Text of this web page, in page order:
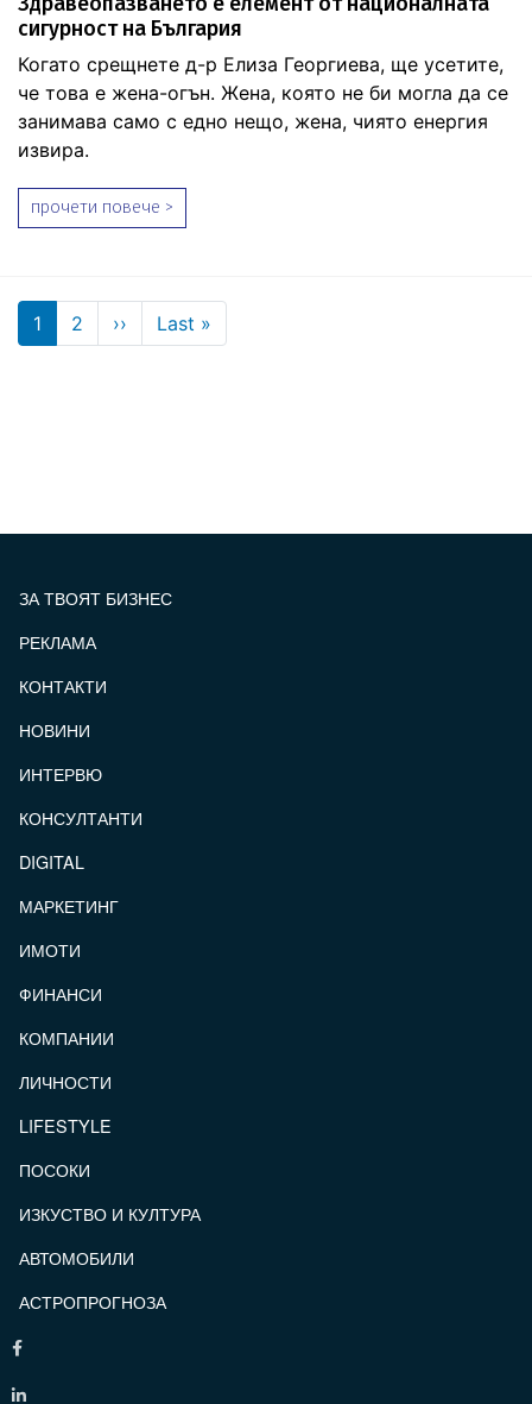
сигурност на България
Когато срещнете д-р Елиза Георгиева, ще усетите,
че това е жена-огън. Жена, която не би могла да се
занимава само с едно нещо, жена, чиято енергия
извира.
прочети повече >
Pagination
1 2 ›› Next page
Last »
ЗА ТВОЯТ БИЗНЕС
РЕКЛАМА
КОНТАКТИ
НОВИНИ
ИНТЕРВЮ
КОНСУЛТАНТИ
DIGITAL
МАРКЕТИНГ
ИМОТИ
ФИНАНСИ
КОМПАНИИ
ЛИЧНОСТИ
LIFESTYLE
ПОСОКИ
ИЗКУСТВО И КУЛТУРА
АВТОМОБИЛИ
АСТРОПРОГНОЗА